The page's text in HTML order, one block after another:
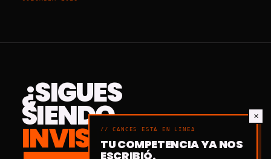
¿SIGUES
SIENDO
INVISIBLE?
✕
// CANCES ESTÁ EN LÍNEA
TU COMPETENCIA YA NOS
ESCRIBIÓ.